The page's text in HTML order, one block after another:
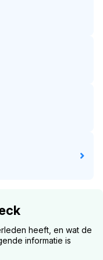
heeft, en wat de
informatie is